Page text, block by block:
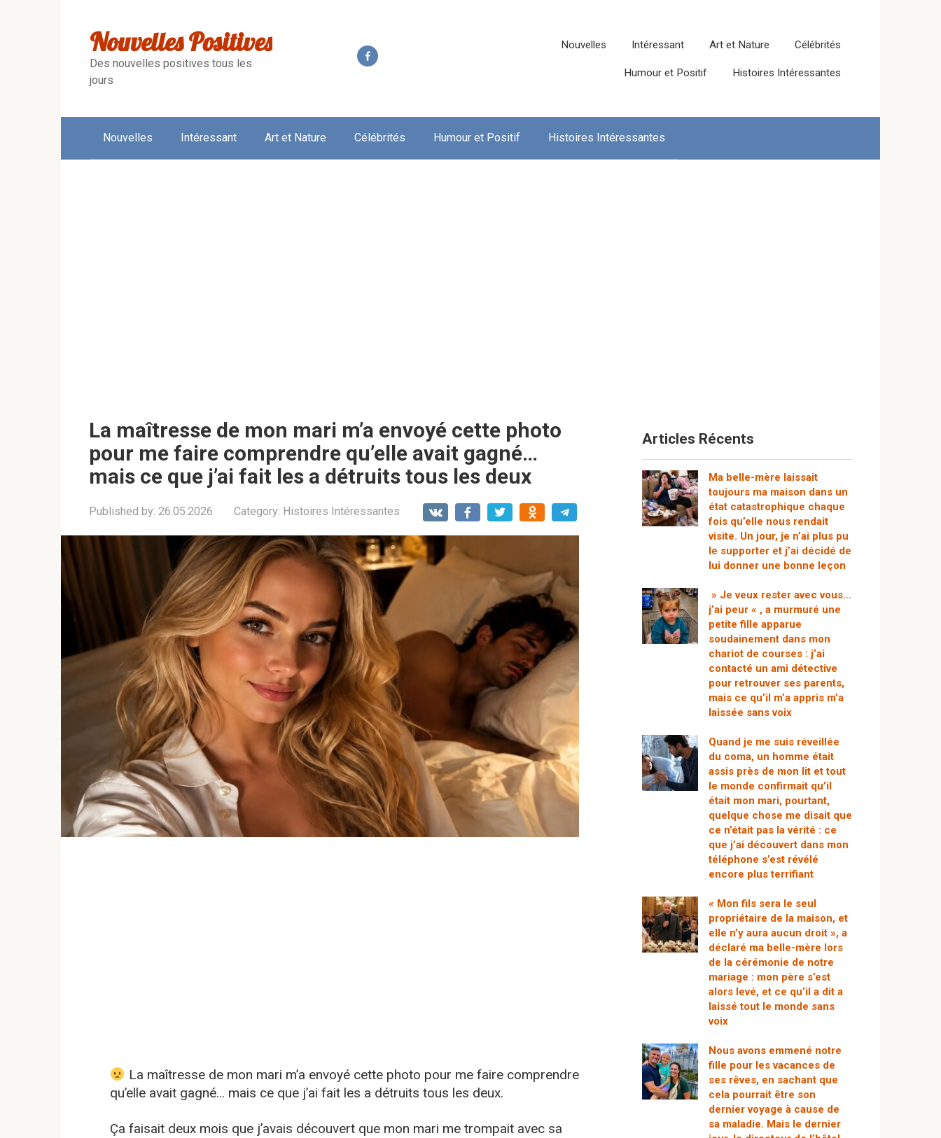
Nouvelles Positives
Des nouvelles positives tous les
jours
Nouvelles Intéressant Art et Nature Célébrités
Humour et Positif Histoires Intéressantes
Nouvelles Intéressant Art et Nature Célébrités Humour et Positif Histoires Intéressantes
La maîtresse de mon mari m’a envoyé cette photo
pour me faire comprendre qu’elle avait gagné…
mais ce que j’ai fait les a détruits tous les deux
Published by: 26.05.2026 Category: Histoires Intéressantes
La maîtresse de mon mari m’a envoyé cette photo pour me faire comprendre
qu’elle avait gagné… mais ce que j’ai fait les a détruits tous les deux.
Ça faisait deux mois que j’avais découvert que mon mari me trompait avec sa
Articles Récents
Ma belle-mère laissait
toujours ma maison dans un
état catastrophique chaque
fois qu’elle nous rendait
visite. Un jour, je n’ai plus pu
le supporter et j’ai décidé de
lui donner une bonne leçon
» Je veux rester avec vous…
j’ai peur « , a murmuré une
petite fille apparue
soudainement dans mon
chariot de courses : j’ai
contacté un ami détective
pour retrouver ses parents,
mais ce qu’il m’a appris m’a
laissée sans voix
Quand je me suis réveillée
du coma, un homme était
assis près de mon lit et tout
le monde confirmait qu’il
était mon mari, pourtant,
quelque chose me disait que
ce n’était pas la vérité : ce
que j’ai découvert dans mon
téléphone s’est révélé
encore plus terrifiant
« Mon fils sera le seul
propriétaire de la maison, et
elle n’y aura aucun droit », a
déclaré ma belle-mère lors
de la cérémonie de notre
mariage : mon père s’est
alors levé, et ce qu’il a dit a
laissé tout le monde sans
voix
Nous avons emmené notre
fille pour les vacances de
ses rêves, en sachant que
cela pourrait être son
dernier voyage à cause de
sa maladie. Mais le dernier